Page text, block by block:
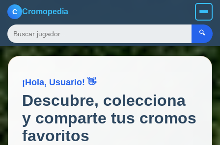
C Cromopedia
🔍
¡Hola, Usuario! 👋
Descubre, colecciona
y comparte tus cromos
favoritos